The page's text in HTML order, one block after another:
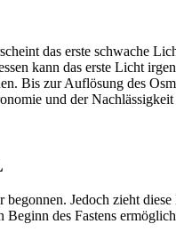
das erste schwache
kann das erste Licht
Bis zur Auflösung des
und der
Jedoch zieht
Beginn des Fastens